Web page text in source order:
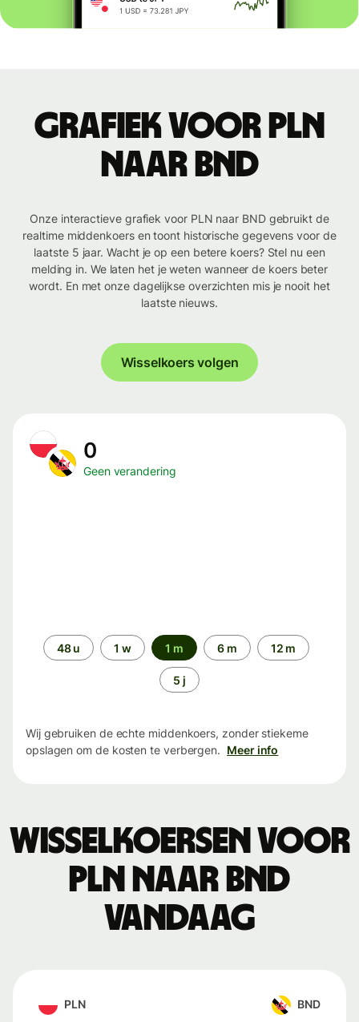
Grafiek voor PLN
naar BND
Onze interactieve grafiek voor PLN naar BND gebruikt de
realtime middenkoers en toont historische gegevens voor de
laatste 5 jaar. Wacht je op een betere koers? Stel nu een
melding in. We laten het je weten wanneer de koers beter
wordt. En met onze dagelijkse overzichten mis je nooit het
laatste nieuws.
Wisselkoers volgen
0
Geen verandering
Periode48 u 1 w 1 m 6 m 12 m
5 j
Wij gebruiken de echte middenkoers, zonder stiekeme
opslagen om de kosten te verbergen. Meer info
Wisselkoersen voor
PLN naar BND
vandaag
PLN BND